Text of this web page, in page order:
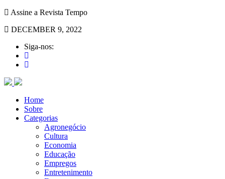
Assine a Revista Tempo
DECEMBER 9, 2022
Siga-nos:
Home
Sobre
Categorias
Agronegócio
Cultura
Economia
Educação
Empregos
Entretenimento